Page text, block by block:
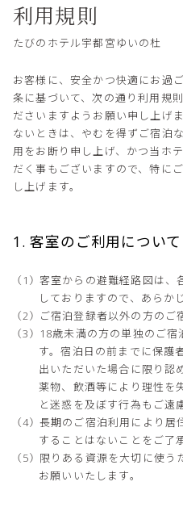
利用規則
たびのホテル宇都宮ゆいの杜
お客様に、安全かつ快適にお過
条に基づいて、次の通り利用規
ださいますようお願い申し上げ
ないときは、やむを得ずご宿泊
用をお断り申し上げ、かつ当ホ
だく事もございますので、特に
し上げます。
1. 客室のご利用について
客室からの避難経路図は、
しておりますので、あらか
ご宿泊登録者以外の方のご
18歳未満の方の単独のご
す。宿泊日の前までに保護
出いただいた場合に限り認
薬物、飲酒等により理性を
と迷惑を及ぼす行為もご遠
長期のご宿泊利用により居
することはないことをご了
限りある資源を大切に使う
お願いいたします。